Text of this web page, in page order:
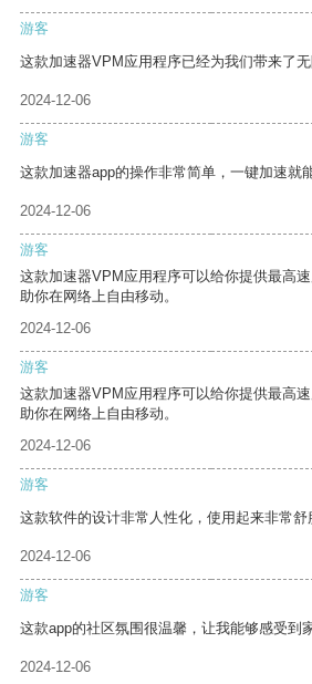
游客
这款加速器VPM应用程序已经为我们带来了无
2024-12-06
游客
这款加速器app的操作非常简单，一键加速就
2024-12-06
游客
这款加速器VPM应用程序可以给你提供最高
助你在网络上自由移动。
2024-12-06
游客
这款加速器VPM应用程序可以给你提供最高
助你在网络上自由移动。
2024-12-06
游客
这款软件的设计非常人性化，使用起来非常舒
2024-12-06
游客
这款app的社区氛围很温馨，让我能够感受到
2024-12-06